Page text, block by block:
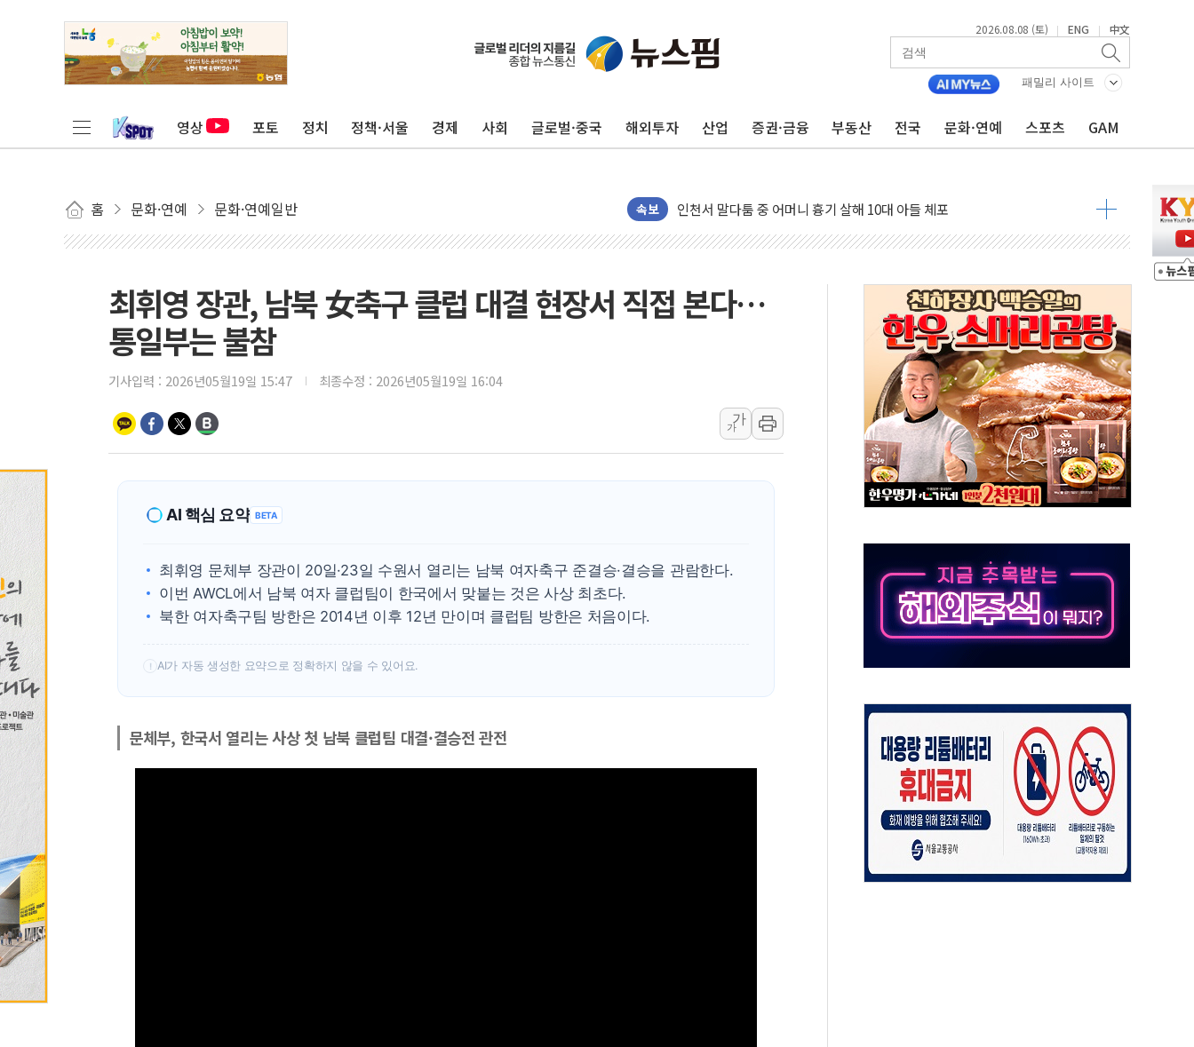
2026.08.08 (토) | ENG | 中文
패밀리 사이트
영상 포토 정치 정책·서울 경제 사회 글로벌·중국 해외투자 산업 증권·금융 부동산 전국 문화·연예 스포츠 GAM
홈 문화·연예 문화·연예일반 속보
추미애, '위안부' 피해자 기림의 날 참석..."국제적 시민 연대로 목소리 내야"
인천 선재도 갯벌서 해루질 중 실종 60대 나흘만에 숨진 채 발견
'화합' 꺼낸 김민석에 '뻔뻔' 받아친 정청래…제주 연설서 신경전 고조
李대통령, ISA 개편 재검토 지시…與 "적극 환영"·野 "졸속 국정"
연일 폭염에 온열질환 사망 23명…정부, 비상대응기구 가동
中 전방위 아파트 부양, 수도 베이징도 부동산 규제 철폐
인제 용대리 계곡서 수위 상승으로 피서객 7명 고립…전원 구조
동해시, 11~14일 '별똥별 멍' 운영…페르세우스 유성우 관측
강원 중·남부 동해안 시간당 50mm 이상 폭우…호우경보 발효
청양 밭에서 일하던 90대 숨져…온열질환 여부 조사
폭염에 車 운전면허 기능시험 오전 집중 편성…체감온도 38도 넘으면 중단
李대통령, 'ISA·주가누르기 방지법' 전면 재검토 지시
'호우 특보' 경북 울진 시간당 20~30mm 강한 비...가뭄 해소될 듯
충북 주말 무더위 지속…청주·진천 35도, 곳곳 소나기
10월 보완수사권 폐지·공소청 출범…피해자들 '범죄 사각지대' 우려
한상협, 업계 개인정보 보안 새판 짠다…'자율규제단체' 타진
최휘영 장관, 남북 女축구 클럽 대결 현장서 직접 본다…
통일부는 불참
기사입력 : 2026년05월19일 15:47 최종수정 : 2026년05월19일 16:04
가
가
AI 핵심 요약 BETA
최휘영 문체부 장관이 20일·23일 수원서 열리는 남북 여자축구 준결승·결승을 관람한다.
이번 AWCL에서 남북 여자 클럽팀이 한국에서 맞붙는 것은 사상 최초다.
북한 여자축구팀 방한은 2014년 이후 12년 만이며 클럽팀 방한은 처음이다.
! AI가 자동 생성한 요약으로 정확하지 않을 수 있어요.
문체부, 한국서 열리는 사상 첫 남북 클럽팀 대결·결승전 관전